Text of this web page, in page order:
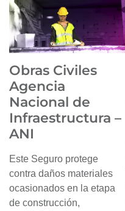
Obras Civiles
Agencia
Nacional de
Infraestructura –
ANI
Este Seguro protege
contra daños materiales
ocasionados en la etapa
de construcción,